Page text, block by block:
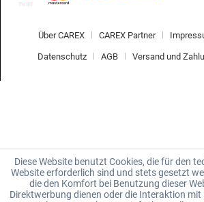
Über CAREX CAREX Partner
Datenschutz AGB Versand und
Diese Website benutzt Cookies, die für den
Website erforderlich sind und stets gesetzt
die den Komfort bei Benutzung dieser
Direktwerbung dienen oder die Interaktion mit